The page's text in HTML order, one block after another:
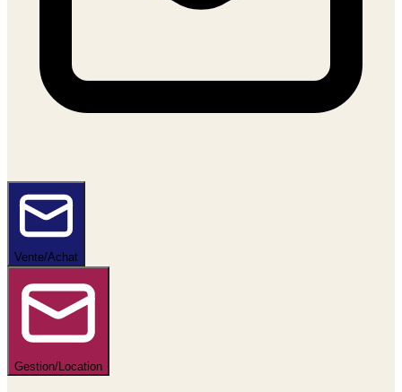
Vente/Achat
Gestion/Location